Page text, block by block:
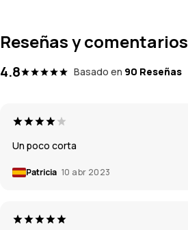
Reseñas y comentarios
4.8 Basado en 90 Reseñas
Un poco corta
Patricia 10 abr 2023